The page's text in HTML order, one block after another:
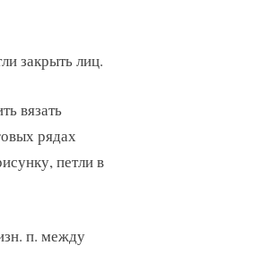
закрыть лиц.
вязать
рядах
петли в
п. между